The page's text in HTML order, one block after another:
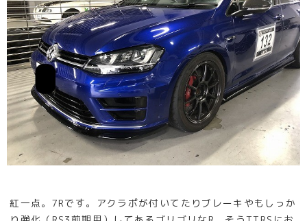
紅一点。7Rです。アクラポが付いてたりブレーキやもしっか